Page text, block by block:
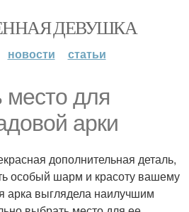
ДЕВУШКА
новости статьи
место для
арки
дополнительная деталь,
особый шарм и красоту вашему
арка выглядела наилучшим